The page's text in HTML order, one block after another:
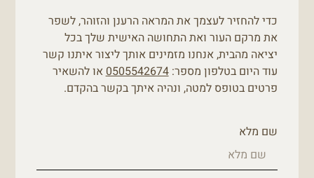
כדי להחזיר לעצמך את המראה הרענן והזוהר, לשפר
את מרקם העור ואת התחושה האישית שלך בכל
יציאה מהבית, אנחנו מזמינים אותך ליצור איתנו קשר
עוד היום בטלפון מספר:0505542674או להשאיר
פרטים בטופס למטה, ונהיה איתך בקשר בהקדם.
שם מלא